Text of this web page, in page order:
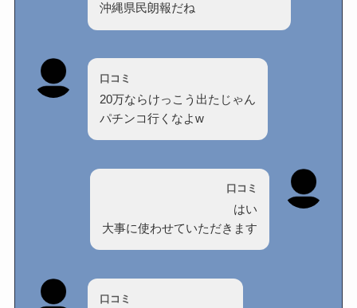
沖縄県民朗報だね
口コミ
20万ならけっこう出たじゃん
パチンコ行くなよw
口コミ
はい
大事に使わせていただきます
口コミ